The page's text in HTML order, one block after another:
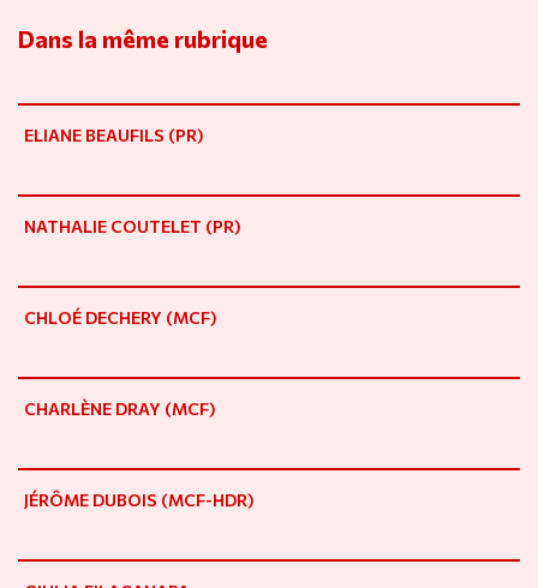
Dans la même rubrique
ELIANE BEAUFILS (PR)
NATHALIE COUTELET (PR)
CHLOÉ DECHERY (MCF)
CHARLÈNE DRAY (MCF)
JÉRÔME DUBOIS (MCF-HDR)